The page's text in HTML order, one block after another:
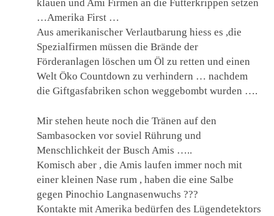
klauen und Ami Firmen an die Futterkrippen setzen
…Amerika First …
Aus amerikanischer Verlautbarung hiess es ,die
Spezialfirmen müssen die Brände der
Förderanlagen löschen um Öl zu retten und einen
Welt Öko Countdown zu verhindern … nachdem
die Giftgasfabriken schon weggebombt wurden ….
Mir stehen heute noch die Tränen auf den
Sambasocken vor soviel Rührung und
Menschlichkeit der Busch Amis …..
Komisch aber , die Amis laufen immer noch mit
einer kleinen Nase rum , haben die eine Salbe
gegen Pinochio Langnasenwuchs ???
Kontakte mit Amerika bedürfen des Lügendetektors